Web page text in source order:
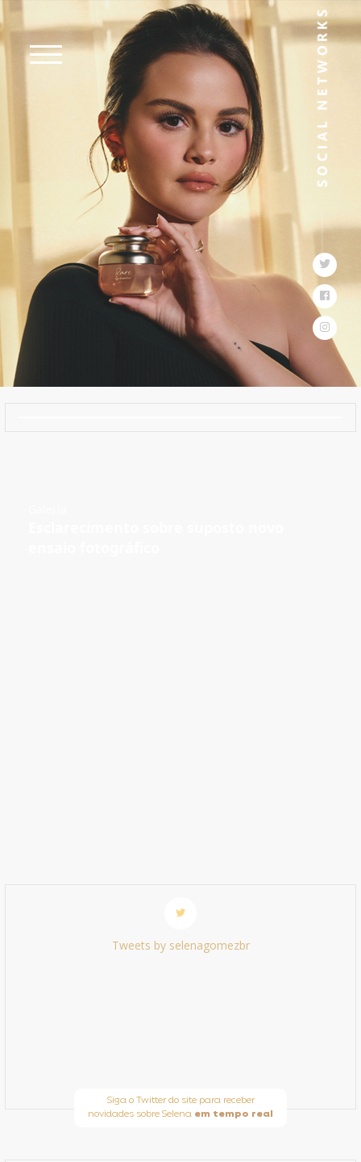
Tweets by selenagomezbr
Siga o Twitter do site para receber
novidades sobre Selena em tempo real